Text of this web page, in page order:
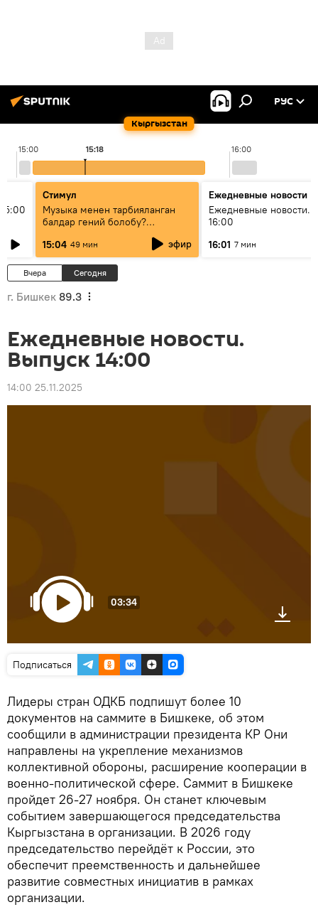
Кыргызстан
РУС
15:00 16:00
15:18
Стимул
Музыка менен тарбияланган
балдар гений болобу?
Кыргыздын жашоосунда
музыканын орду
15:04 49 мин эфир
Ежедневные новости
Ежедневные новости.
16:00
16:01 7 мин
Вчера Сегодня
г. Бишкек 89.3
Ежедневные новости.
Выпуск 14:00
14:00 25.11.2025
03:34
Подписаться
Лидеры стран ОДКБ подпишут более 10
документов на саммите в Бишкеке, об этом
сообщили в администрации президента КР Они
направлены на укрепление механизмов
коллективной обороны, расширение кооперации в
военно-политической сфере. Саммит в Бишкеке
пройдет 26-27 ноября. Он станет ключевым
событием завершающегося председательства
Кыргызстана в организации. В 2026 году
председательство перейдёт к России, это
обеспечит преемственность и дальнейшее
развитие совместных инициатив в рамках
организации.